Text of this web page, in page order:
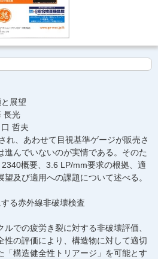
展望
長光
哲夫
れ、あわせて目視基準ゲージが販売さ
進んでいないのが実情である。そのた
概要、3.6 LP/mm要求の根拠、適
及び適用への課題について述べる。
る赤外線非破壊検査
での疲労き裂に対する非破壊評価、
性の評価により、構造物に対して適切
「構造健全性トリアージ」を可能とす